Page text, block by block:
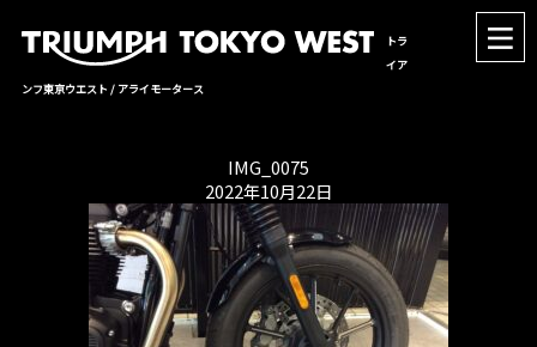
トラ
イア
ンフ東京ウエスト / アライモータース
IMG_0075
2022年10月22日